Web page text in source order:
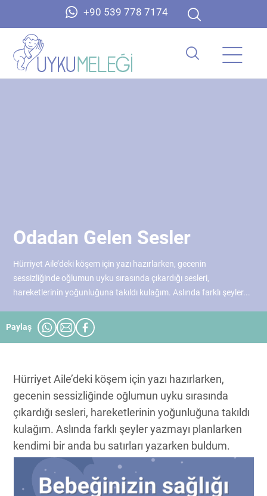
+90 539 778 7174
Odadan Gelen Sesler
Hürriyet Aile’deki köşem için yazı hazırlarken, gecenin
sessizliğinde oğlumun uyku sırasında çıkardığı sesleri,
hareketlerinin yoğunluğuna takıldı kulağım. Aslında farklı şeyler...
Paylaş
Hürriyet Aile’deki köşem için yazı hazırlarken,
gecenin sessizliğinde oğlumun uyku sırasında
çıkardığı sesleri, hareketlerinin yoğunluğuna takıldı
kulağım. Aslında farklı şeyler yazmayı planlarken
kendimi bir anda bu satırları yazarken buldum.